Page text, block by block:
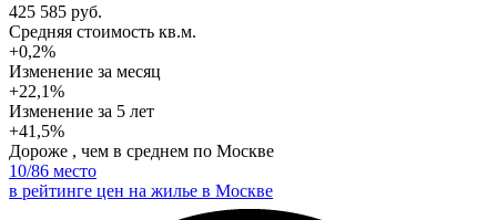
425 585 руб.
Cредняя стоимость кв.м.
+0,2%
Изменение за месяц
+22,1%
Изменение за 5 лет
+41,5%
Дороже , чем в среднем по Москве
10/86 место
в рейтинге цен на жилье в Москве